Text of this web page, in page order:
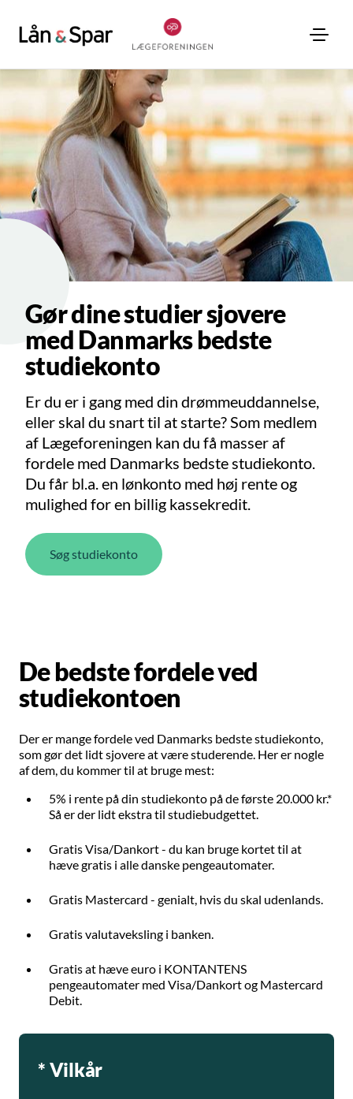
Gør dine studier sjovere
med Danmarks bedste
studiekonto
Er du er i gang med din drømmeuddannelse,
eller skal du snart til at starte? Som medlem
af Lægeforeningen kan du få masser af
fordele med Danmarks bedste studiekonto.
Du får bl.a. en lønkonto med høj rente og
mulighed for en billig kassekredit.
Søg studiekonto
De bedste fordele ved
studiekontoen
Der er mange fordele ved Danmarks bedste studiekonto,
som gør det lidt sjovere at være studerende. Her er nogle
af dem, du kommer til at bruge mest:
5% i rente på din studiekonto på de første 20.000 kr.*
Så er der lidt ekstra til studiebudgettet.
Gratis Visa/Dankort - du kan bruge kortet til at
hæve gratis i alle danske pengeautomater.
Gratis Mastercard - genialt, hvis du skal udenlands.
Gratis valutaveksling i banken.
Gratis at hæve euro i KONTANTENS
pengeautomater med Visa/Dankort og Mastercard
Debit.
* Vilkår